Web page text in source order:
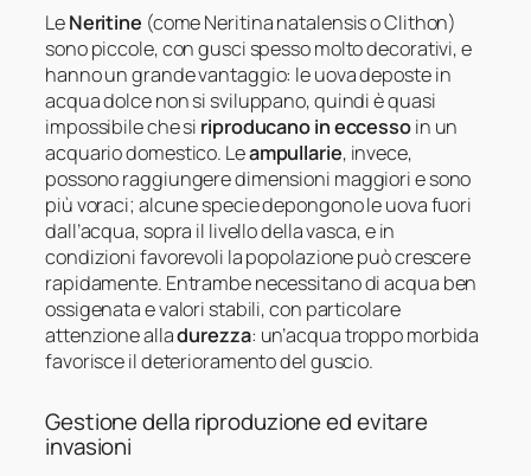
LeNeritine (come Neritina natalensis o Clithon)
sono piccole, con gusci spesso molto decorativi, e
hanno un grande vantaggio: le uova deposte in
acqua dolce non si sviluppano, quindi è quasi
impossibile che si riproducano in eccessoin un
acquario domestico. Leampullarie, invece,
possono raggiungere dimensioni maggiori e sono
più voraci; alcune specie depongono le uova fuori
dall’acqua, sopra il livello della vasca, e in
condizioni favorevoli la popolazione può crescere
rapidamente. Entrambe necessitano di acqua ben
ossigenata e valori stabili, con particolare
attenzione alladurezza: un’acqua troppo morbida
favorisce il deterioramento del guscio.
Gestione della riproduzione ed evitare
invasioni